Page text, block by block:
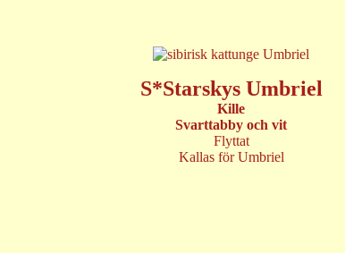
S*Starskys Umbriel
Kille
Svarttabby och vit
Flyttat
Kallas för Umbriel